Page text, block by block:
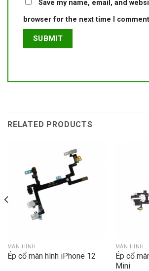
Save my name, email, and
browser for the next time I
RELATED PRODUCTS
MÀN HÌNH
Ép cổ màn hình iPhone 12
MÀN HÌNH
Ép cổ
Mini